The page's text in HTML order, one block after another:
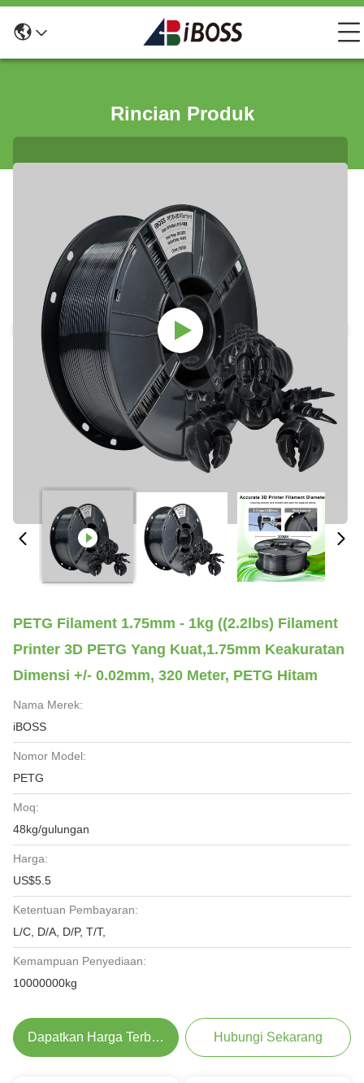
Rincian Produk
PETG Filament 1.75mm - 1kg ((2.2lbs) Filament
Printer 3D PETG Yang Kuat,1.75mm Keakuratan
Dimensi +/- 0.02mm, 320 Meter, PETG Hitam
Nama Merek:
iBOSS
Nomor Model:
PETG
Moq:
48kg/gulungan
Harga:
US$5.5
Ketentuan Pembayaran:
L/C, D/A, D/P, T/T,
Kemampuan Penyediaan:
10000000kg
Dapatkan Harga Terbaik Hubungi Sekarang